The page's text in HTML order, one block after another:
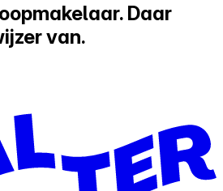
Daar
van.